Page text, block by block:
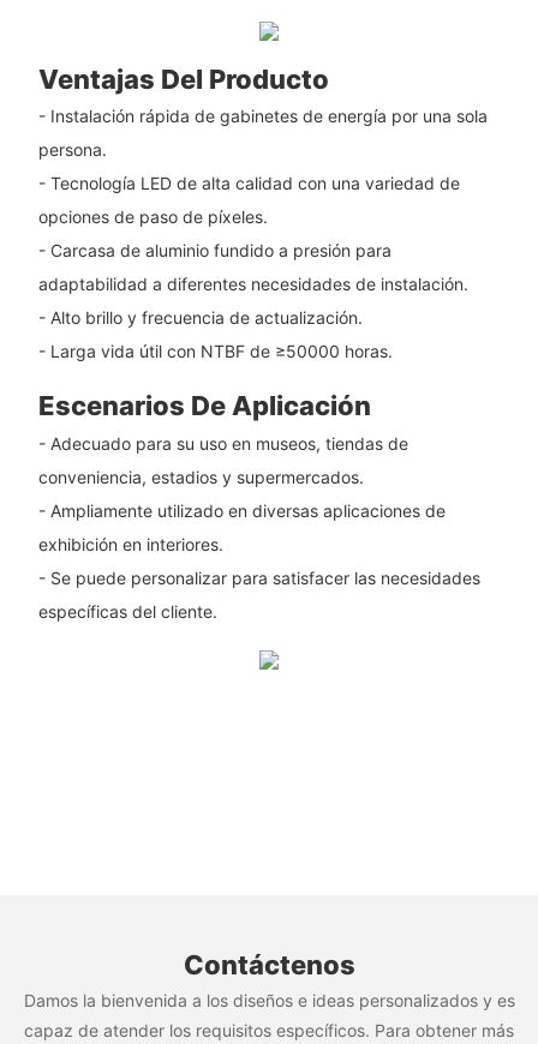
Ventajas Del Producto
- Instalación rápida de gabinetes de energía por una sola
persona.
- Tecnología LED de alta calidad con una variedad de
opciones de paso de píxeles.
- Carcasa de aluminio fundido a presión para
adaptabilidad a diferentes necesidades de instalación.
- Alto brillo y frecuencia de actualización.
- Larga vida útil con NTBF de ≥50000 horas.
Escenarios De Aplicación
- Adecuado para su uso en museos, tiendas de
conveniencia, estadios y supermercados.
- Ampliamente utilizado en diversas aplicaciones de
exhibición en interiores.
- Se puede personalizar para satisfacer las necesidades
específicas del cliente.
Contáctenos
Damos la bienvenida a los diseños e ideas personalizados y es
capaz de atender los requisitos específicos. Para obtener más